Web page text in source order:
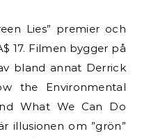
17. Filmen bygger på
bland annat Derrick
the Environmental
What We Can Do
illusionen om ”grön”